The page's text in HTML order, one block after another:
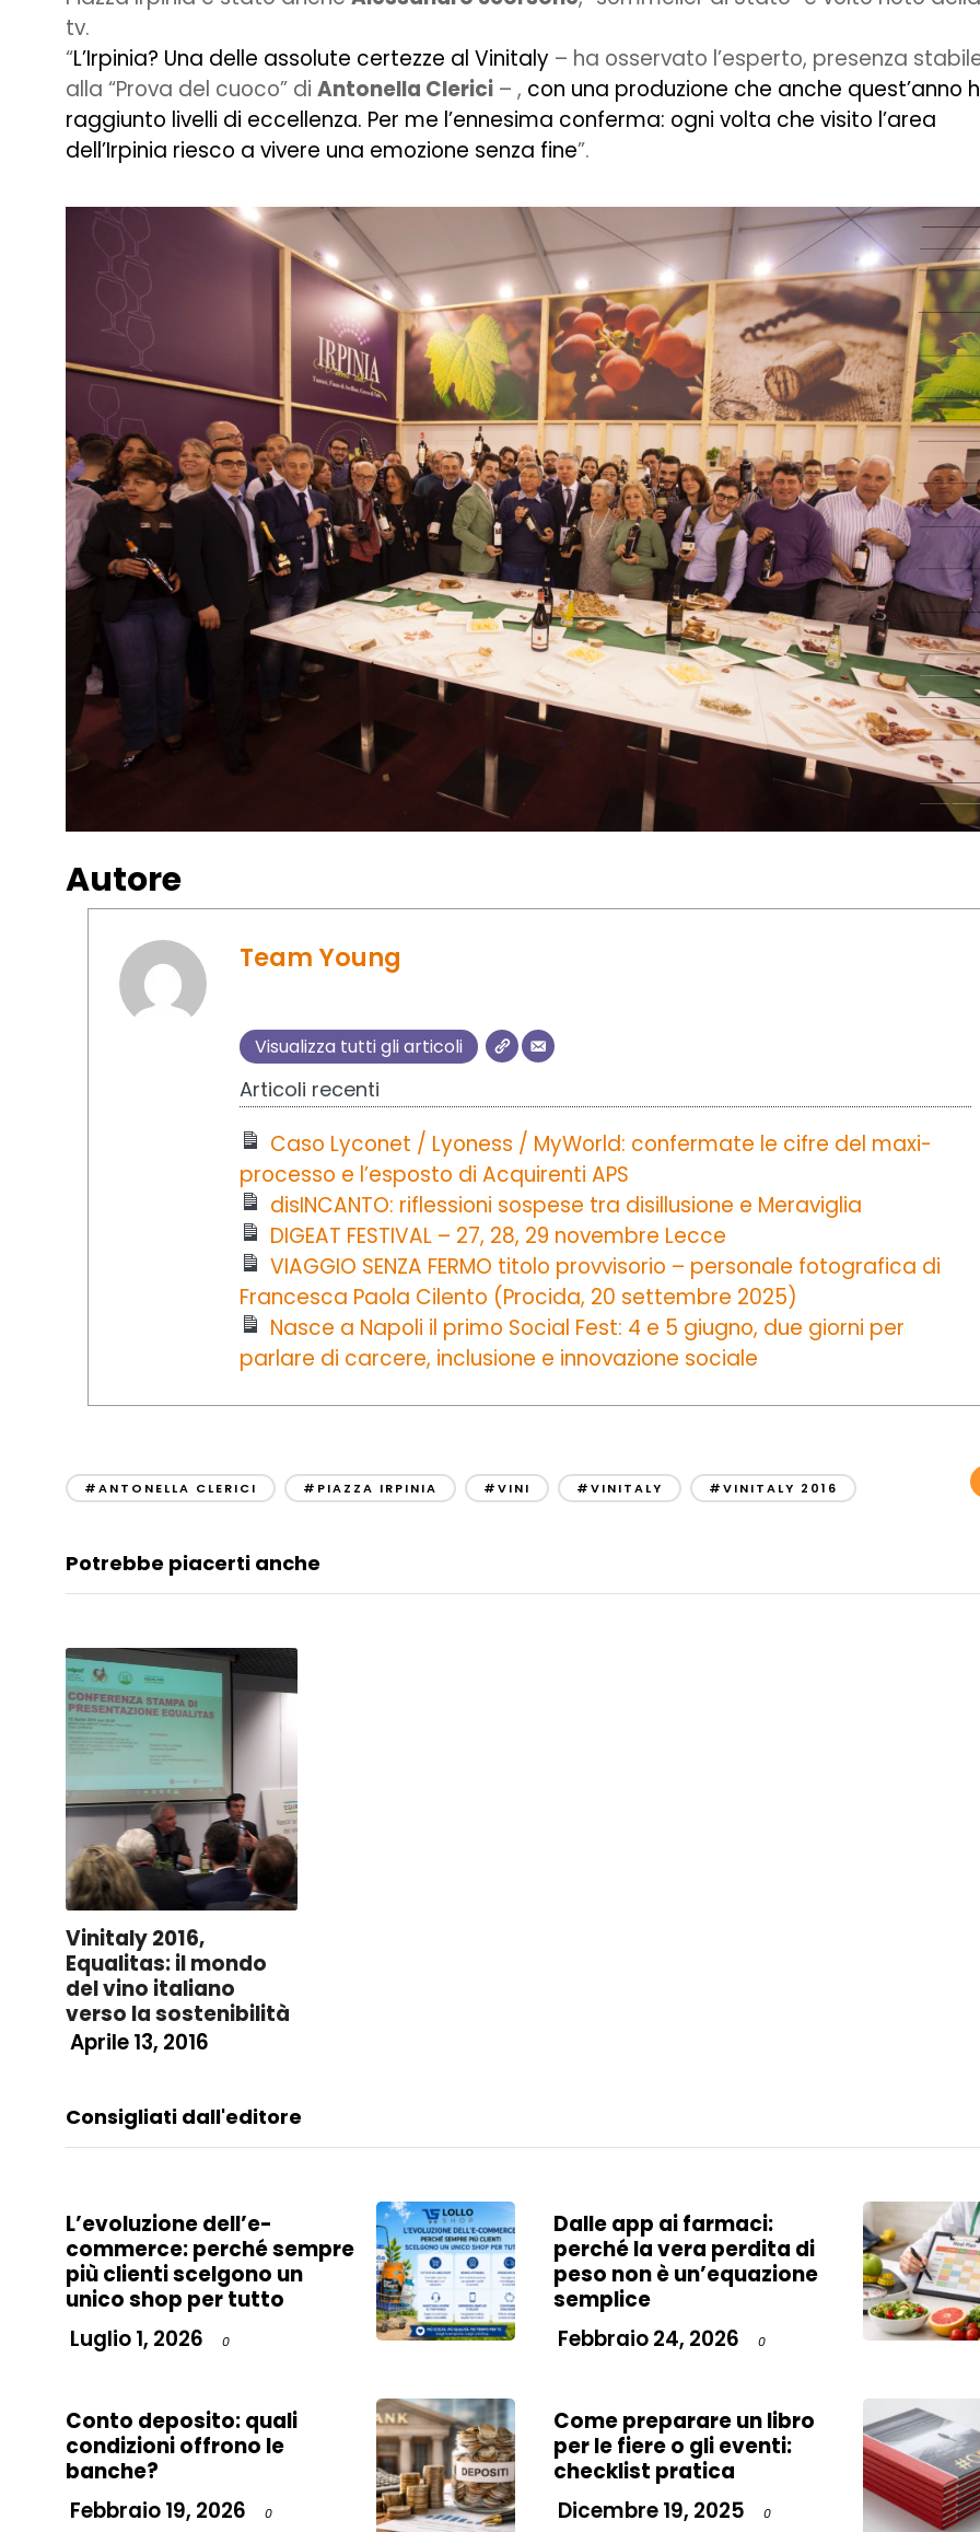
tv.
“L’Irpinia? Una delle assolute certezze al Vinitaly – ha osservato l’esperto, presenza
alla “Prova del cuoco” di Antonella Clerici – , con una produzione che anche quest’anno
raggiunto livelli di eccellenza. Per me l’ennesima conferma: ogni volta che visito l’area
dell’Irpinia riesco a vivere una emozione senza fine”.
Autore
Team Young
Visualizza tutti gli articoli
Articoli recenti
Caso Lyconet / Lyoness / MyWorld: confermate le cifre del maxi-
processo e l’esposto di Acquirenti APS
disINCANTO: riflessioni sospese tra disillusione e Meraviglia
DIGEAT FESTIVAL – 27, 28, 29 novembre Lecce
VIAGGIO SENZA FERMO titolo provvisorio – personale fotografica di
Francesca Paola Cilento (Procida, 20 settembre 2025)
Nasce a Napoli il primo Social Fest: 4 e 5 giugno, due giorni per
parlare di carcere, inclusione e innovazione sociale
#ANTONELLA CLERICI #PIAZZA IRPINIA #VINI #VINITALY #VINITALY 2016
Potrebbe piacerti anche
Vinitaly 2016,
Equalitas: il mondo
del vino italiano
verso la sostenibilità
Aprile 13, 2016
Consigliati dall'editore
L’evoluzione dell’e-
commerce: perché sempre
più clienti scelgono un
unico shop per tutto
Luglio 1, 2026
0
Dalle app ai farmaci:
perché la vera perdita di
peso non è un’equazione
semplice
Febbraio 24, 2026
0
Conto deposito: quali
condizioni offrono le
banche?
Febbraio 19, 2026
0
Come preparare un libro
per le fiere o gli eventi:
checklist pratica
Dicembre 19, 2025
0